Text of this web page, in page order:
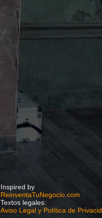
Inspired by
ReinventaTuNegocio.com
Textos legales:
Aviso Legal y Política de